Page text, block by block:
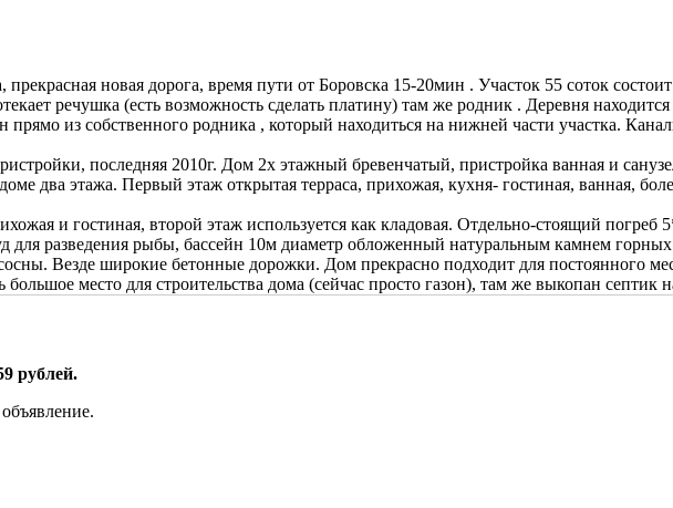
новая дорога, время пути от Боровска 15-20мин . Участок 55 соток
речушка (есть возможность сделать платину) там же родник . Деревня
из собственного родника , который находиться на нижней части участка.
последняя 2010г. Дом 2х этажный бревенчатый, пристройка ванная и
два этажа. Первый этаж открытая терраса, прихожая, кухня- гостиная, ванная,
и гостиная, второй этаж используется как кладовая. Отдельно-стоящий погреб
для разведения рыбы, бассейн 10м диаметр обложенный натуральным камнем
Везде широкие бетонные дорожки. Дом прекрасно подходит для постоянного
место для строительства дома (сейчас просто газон), там же выкопан септик
рублей.